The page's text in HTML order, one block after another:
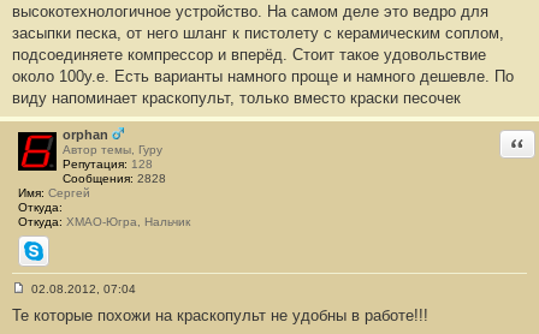
б
щ
н
и
#
1
4
высокотехнологичное устройство. На самом деле это ведро для
засыпки песка, от него шланг к пистолету с керамическим соплом,
подсоединяете компрессор и вперёд. Стоит такое удовольствие
около 100у.е. Есть варианты намного проще и намного дешевле. По
виду напоминает краскопульт, только вместо краски песочек
orphan
Автор темы, Гуру
Репутация: 128
Сообщения: 2828
Имя: Сергей
Откуда:
Откуда: ХМАО-Югра, Нальчик
Skype
о
02.08.2012, 07:04
Те которые похожи на краскопульт не удобны в работе!!!